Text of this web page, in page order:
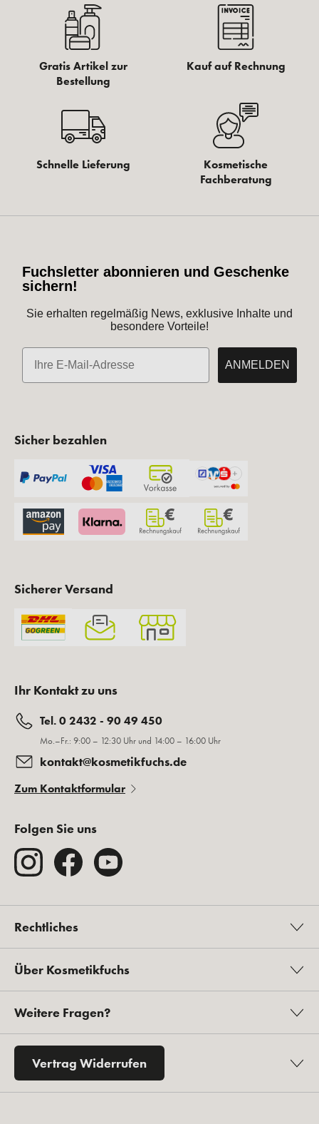
Gratis Artikel zur
Bestellung
Kauf auf Rechnung
Schnelle Lieferung
Kosmetische
Fachberatung
Fuchsletter abonnieren und Geschenke
sichern!
Sie erhalten regelmäßig News, exklusive Inhalte und
besondere Vorteile!
E-Mail
ANMELDEN
Sicher bezahlen
Sicherer Versand
Ihr Kontakt zu uns
Tel. 0 2432 - 90 49 450
Mo.–Fr.: 9:00 – 12:30 Uhr und 14:00 – 16:00 Uhr
kontakt@kosmetikfuchs.de
Zum Kontaktformular
Folgen Sie uns
Rechtliches
Über Kosmetikfuchs
Weitere Fragen?
Vertrag Widerrufen